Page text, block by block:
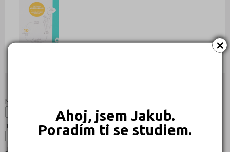
×
Ahoj, jsem Jakub.
Poradím ti se studiem.
Název:
Typ:
Jazyk: